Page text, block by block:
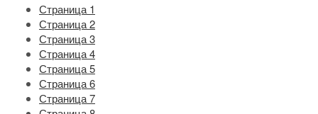
Страница 1
Страница 2
Страница 3
Страница 4
Страница 5
Страница 6
Страница 7